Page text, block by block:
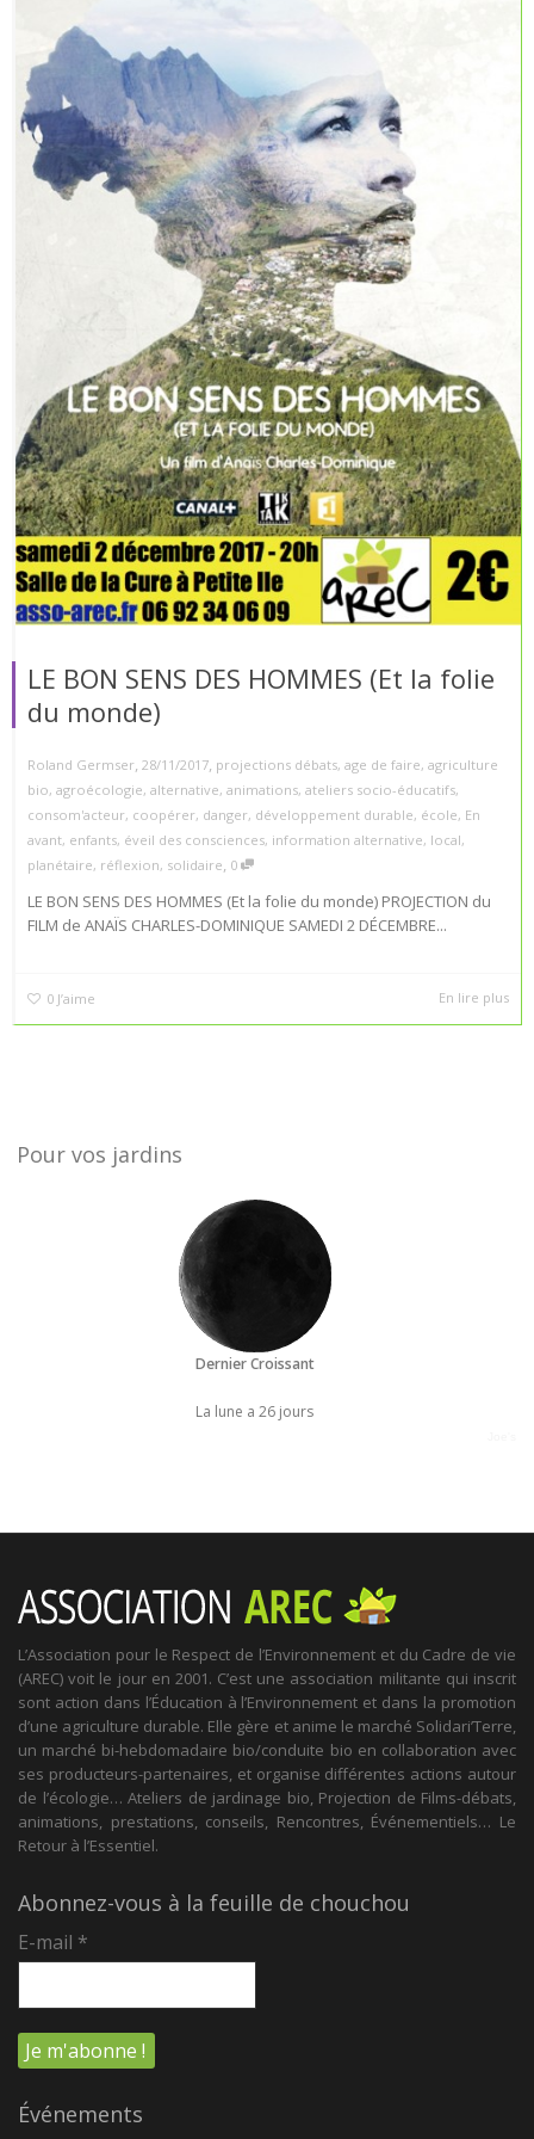
LE BON SENS DES HOMMES (Et la folie
du monde)
Roland Germser, 28/11/2017, projections débats, age de faire, agriculture
bio, agroécologie, alternative, animations, ateliers socio-éducatifs,
consom'acteur, coopérer, danger, développement durable, école, En
avant, enfants, éveil des consciences, information alternative, local,
planétaire, réflexion, solidaire, 0
LE BON SENS DES HOMMES (Et la folie du monde) PROJECTION du
FILM de ANAÏS CHARLES-DOMINIQUE SAMEDI 2 DÉCEMBRE...
0 J’aime En lire plus
Pour vos jardins
Dernier Croissant
La lune a 26 jours
L’Association pour le Respect de l’Environnement et du Cadre de vie
(AREC) voit le jour en 2001. C’est une association militante qui inscrit
sont action dans l’Éducation à l’Environnement et dans la promotion
d’une agriculture durable. Elle gère et anime le marché Solidari’Terre,
un marché bi-hebdomadaire bio/conduite bio en collaboration avec
ses producteurs-partenaires, et organise différentes actions autour
de l’écologie… Ateliers de jardinage bio, Projection de Films-débats,
animations, prestations, conseils, Rencontres, Événementiels… Le
Retour à l’Essentiel.
Abonnez-vous à la feuille de chouchou
E-mail *
Événements